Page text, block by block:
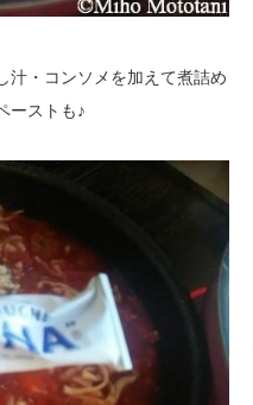
汁・コンソメを加えて煮詰め
ーストも♪